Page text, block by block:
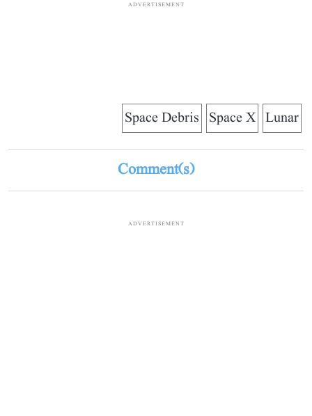
ADVERTISEMENT
Lunar
Space X
Space Debris
Comment(s)
ADVERTISEMENT